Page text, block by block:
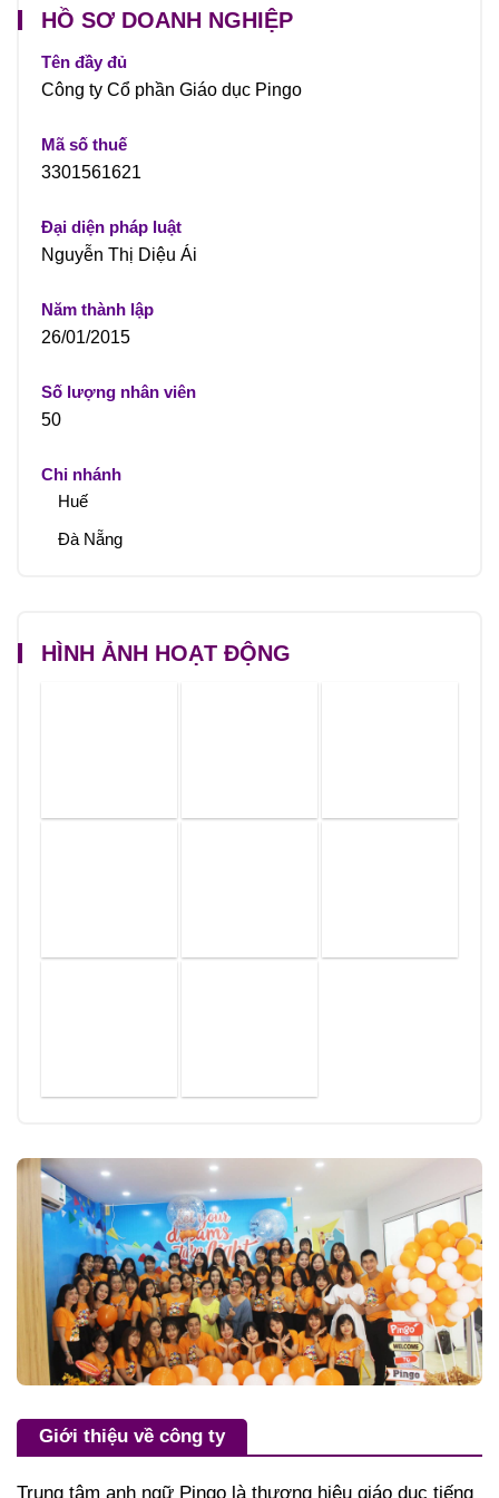
HỒ SƠ DOANH NGHIỆP
Tên đầy đủ
Công ty Cổ phần Giáo dục Pingo
Mã số thuế
3301561621
Đại diện pháp luật
Nguyễn Thị Diệu Ái
Năm thành lập
26/01/2015
Số lượng nhân viên
50
Chi nhánh
Huế
Đà Nẵng
HÌNH ẢNH HOẠT ĐỘNG
Giới thiệu về công ty
Trung tâm anh ngữ Pingo là thương hiệu giáo dục tiếng